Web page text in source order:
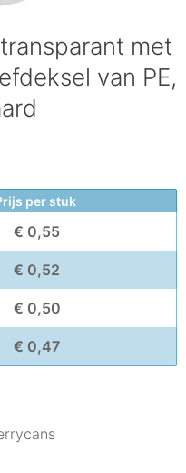
met
van PE,
per stuk
€ 0,55
€ 0,52
€ 0,50
€ 0,47